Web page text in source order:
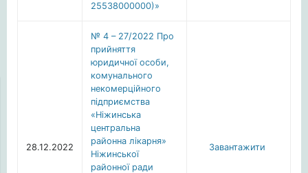
25538000000)»
28.12.2022
№ 4 – 27/2022 Про
прийняття
юридичної особи,
комунального
некомерційного
підприємства
«Ніжинська
центральна
районна лікарня»
Ніжинської
районної ради
Завантажити